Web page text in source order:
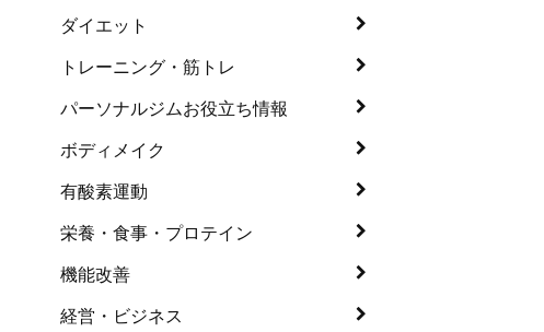
ダイエット
トレーニング・筋トレ
パーソナルジムお役立ち情報
ボディメイク
有酸素運動
栄養・食事・プロテイン
機能改善
経営・ビジネス